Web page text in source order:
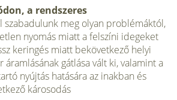
a rendszeres
szabadulunk meg olyan problémáktól,
nyomás miatt a felszíni idegeket
keringés miatt bekövetkező helyi
áramlásá­nak gátlása vált ki, valamint a
nyújtás hatására az inakban és
károsodás